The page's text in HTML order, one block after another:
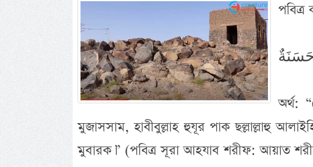
অর্থ:
মুজাসসাম, হাবীবুল্লাহ হুযূর পাক ছল্লাল্লাহু
মুবারক।” (পবিত্র সূরা আহযাব শরীফ: আয়াত